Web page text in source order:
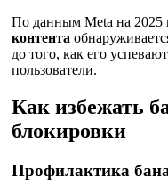
По данным Meta на 2025
контента
до того, как его
пользователи.
Как избежать
блокировки
Профилактика